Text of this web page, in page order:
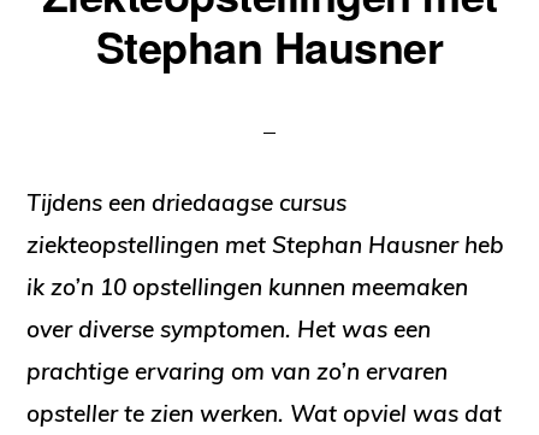
Stephan Hausner
Tijdens een driedaagse cursus
ziekteopstellingen met Stephan Hausner heb
ik zo’n 10 opstellingen kunnen meemaken
over diverse symptomen. Het was een
prachtige ervaring om van zo’n ervaren
opsteller te zien werken. Wat opviel was dat